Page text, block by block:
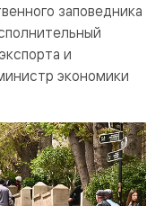
заповедника
и
экономики